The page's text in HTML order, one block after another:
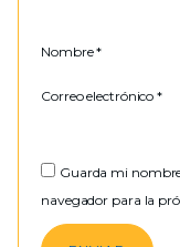
Nombre*
Correo electrónico*
Guarda mi
navegador para la